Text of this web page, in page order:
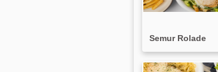
Semur Rolade